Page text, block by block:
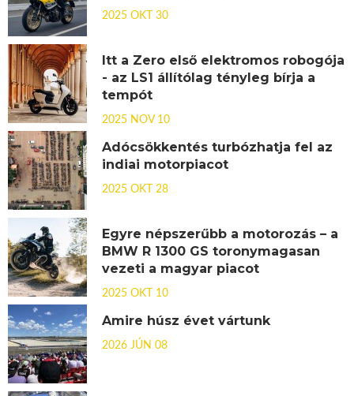
2025 OKT 30
Itt a Zero első elektromos robogója
- az LS1 állítólag tényleg bírja a
tempót
2025 NOV 10
Adócsökkentés turbózhatja fel az
indiai motorpiacot
2025 OKT 28
Egyre népszerűbb a motorozás – a
BMW R 1300 GS toronymagasan
vezeti a magyar piacot
2025 OKT 10
Amire húsz évet vártunk
2026 JÚN 08